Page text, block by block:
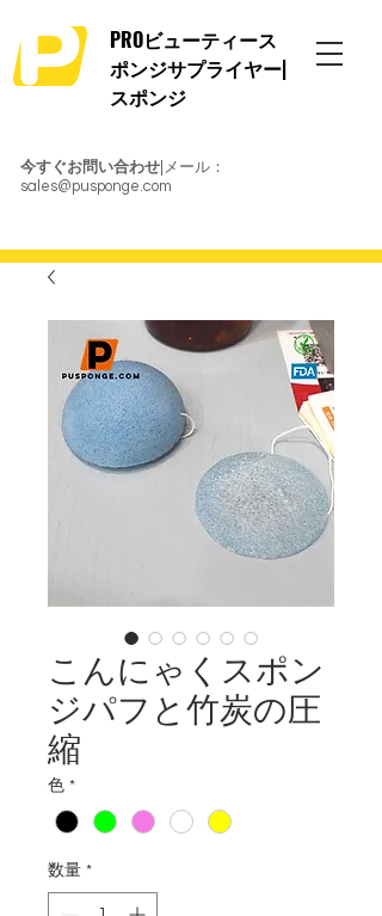
今すぐお問い合わせ |メール：
sales@pusponge.com
PROビューティース
ポンジサプライヤー|
スポンジ
こんにゃくスポン
ジパフと竹炭の圧
縮
色 *
数量 *